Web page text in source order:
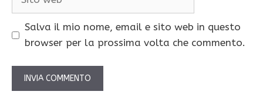
Salva il mio nome, email e sito web in questo
browser per la prossima volta che commento.